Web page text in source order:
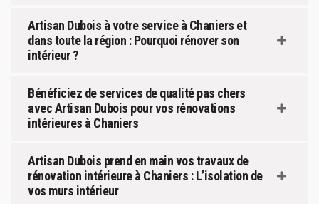
Artisan Dubois à votre service à Chaniers et
dans toute la région : Pourquoi rénover son
intérieur ?
Bénéficiez de services de qualité pas chers
avec Artisan Dubois pour vos rénovations
intérieures à Chaniers
Artisan Dubois prend en main vos travaux de
rénovation intérieure à Chaniers : L’isolation de
vos murs intérieur